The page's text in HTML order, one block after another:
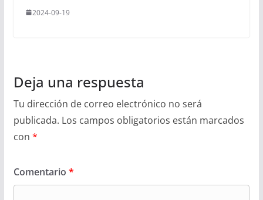
2024-09-19
Deja una respuesta
Tu dirección de correo electrónico no será
publicada. Los campos obligatorios están marcados
con *
Comentario *